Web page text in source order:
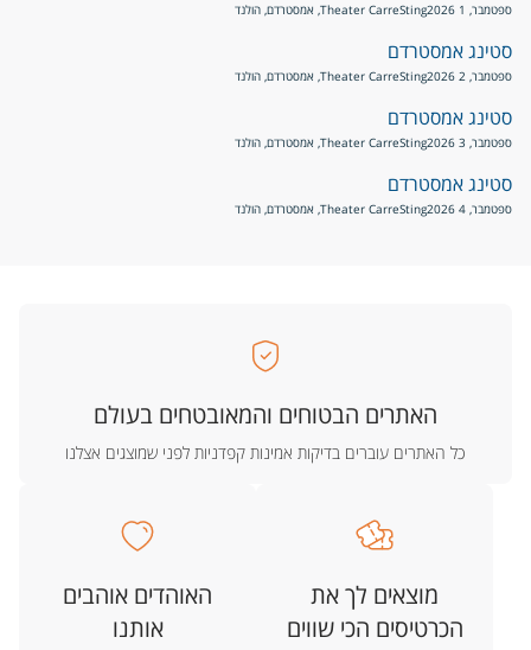
ספטמבר, 1 2026 StingTheater Carre, אמסטרדם, הולנד
סטינג אמסטרדם
ספטמבר, 2 2026 StingTheater Carre, אמסטרדם, הולנד
סטינג אמסטרדם
ספטמבר, 3 2026 StingTheater Carre, אמסטרדם, הולנד
סטינג אמסטרדם
ספטמבר, 4 2026 StingTheater Carre, אמסטרדם, הולנד
האתרים הבטוחים והמאובטחים בעולם
כל האתרים עוברים בדיקות אמינות קפדניות לפני שמוצגים אצלנו
מוצאים לך את
הכרטיסים הכי שווים
האוהדים אוהבים
אותנו